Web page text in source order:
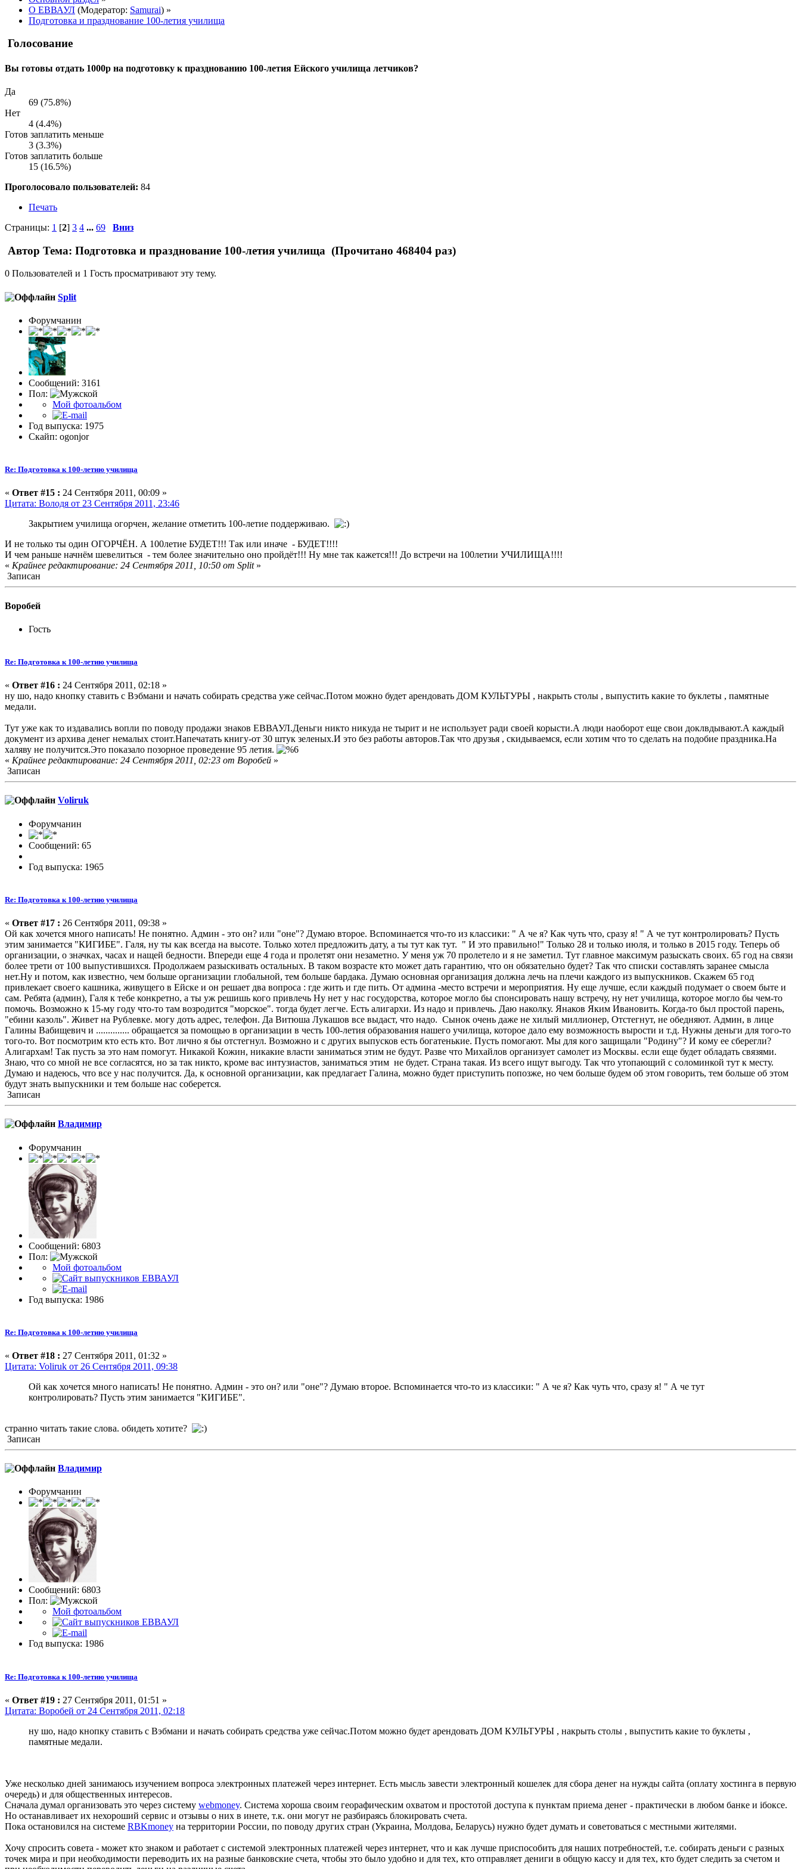
О ЕВВАУЛ (Модератор: Samurai) »
Подготовка и празднование 100-летия училища
Голосование
Вы готовы отдать 1000р на подготовку к празднованию 100-летия Ейского училища летчиков?
Да
69 (75.8%)
Нет
4 (4.4%)
Готов заплатить меньше
3 (3.3%)
Готов заплатить больше
15 (16.5%)
Проголосовало пользователей: 84
Печать
Страницы: 1 [2] 3 4 ... 69 Вниз
Автор Тема: Подготовка и празднование 100-летия училища (Прочитано 468404 раз)
0 Пользователей и 1 Гость просматривают эту тему.
Split
Форумчанин
Сообщений: 3161
Пол:
Мой фотоальбом
Год выпуска: 1975
Скайп: ogonjor
Re: Подготовка к 100-летию училища
« Ответ #15 : 24 Сентября 2011, 00:09 »
Цитата: Володя от 23 Сентября 2011, 23:46
Закрытием училища огорчен, желание отметить 100-летие поддерживаю.
И не только ты один ОГОРЧЁН. А 100летие БУДЕТ!!! Так или иначе - БУДЕТ!!!!
И чем раньше начнём шевелиться - тем более значительно оно пройдёт!!! Ну мне так кажется!!! До встречи на 100летии УЧИЛИЩА!!!!
« Крайнее редактирование: 24 Сентября 2011, 10:50 от Split»
Записан
Воробей
Гость
Re: Подготовка к 100-летию училища
« Ответ #16 : 24 Сентября 2011, 02:18 »
ну шо, надо кнопку ставить с Вэбмани и начать собирать средства уже сейчас.Потом можно будет арендовать ДОМ КУЛЬТУРЫ , накрыть столы , выпустить какие то буклеты , памятные
медали.
Тут уже как то издавались вопли по поводу продажи знаков ЕВВАУЛ.Деньги никто никуда не тырит и не использует ради своей корысти.А люди наоборот еще свои доклвдывают.А каждый
документ из архива денег немалых стоит.Напечатать книгу-от 30 штук зеленых.И это без работы авторов.Так что друзья , скидываемся, если хотим что то сделать на подобие праздника.На
халяву не получится.Это показало позорное проведение 95 летия.
« Крайнее редактирование: 24 Сентября 2011, 02:23 от Воробей »
Записан
Voliruk
Форумчанин
Сообщений: 65
Год выпуска: 1965
Re: Подготовка к 100-летию училища
« Ответ #17 : 26 Сентября 2011, 09:38 »
Ой как хочется много написать! Не понятно. Админ - это он? или "оне"? Думаю второе. Вспоминается что-то из классики: " А че я? Как чуть что, сразу я! " А че тут контролировать? Пусть
этим занимается "КИГИБЕ". Галя, ну ты как всегда на высоте. Только хотел предложить дату, а ты тут как тут. " И это правильно!" Только 28 и только июля, и только в 2015 году. Теперь об
организации, о значках, часах и нащей бедности. Впереди еще 4 года и пролетят они незаметно. У меня уж 70 пролетело и я не заметил. Тут главное максимум разыскать своих. 65 год на связи
более трети от 100 выпустившихся. Продолжаем разыскивать остальных. В таком возрасте кто может дать гарантию, что он обязательно будет? Так что списки составлять заранее смысла
нет.Ну и потом, как известно, чем больше организации глобальной, тем больше бардака. Думаю основная организация должна лечь на плечи каждого из выпускников. Скажем 65 год
привлекает своего кашника, живущего в Ейске и он решает два вопроса : где жить и где пить. От админа -место встречи и мероприятия. Ну еще лучше, если каждый подумает о своем быте и
сам. Ребята (админ), Галя к тебе конкретно, а ты уж решишь кого привлечь Ну нет у нас госудорства, которое могло бы спонсировать нашу встречу, ну нет училища, которое могло бы чем-то
помочь. Возможно к 15-му году что-то там возродится "морское". тогда будет легче. Есть алигархи. Из надо и привлечь. Даю наколку. Янаков Яким Ивановить. Когда-то был простой парень,
"ебини казоль". Живет на Рублевке. могу доть адрес, телефон. Да Витюша Лукашов все выдаст, что надо. Сынок очень даже не хилый миллионер, Отстегнут, не обедняют. Админ, в лице
Галины Вабищевич и .............. обращается за помощью в организации в честь 100-летия образования нашего училища, которое дало ему возможность вырости и т.д. Нужны деньги для того-то
того-то. Вот посмотрим кто есть кто. Вот лично я бы отстегнул. Возможно и с других выпусков есть богатенькие. Пусть помогают. Мы для кого защищали "Родину"? И кому ее сберегли?
Алигархам! Так пусть за это нам помогут. Никакой Кожин, никакие власти заниматься этим не будут. Разве что Михайлов организует самолет из Москвы. если еще будет обладать связями.
Знаю, что со мной не все согласятся, но за так никто, кроме вас интузиастов, заниматься этим не будет. Страна такая. Из всего ищут выгоду. Так что утопающий с соломинкой тут к месту.
Думаю и надеюсь, что все у нас получится. Да, к основной организации, как предлагает Галина, можно будет приступить попозже, но чем больше будем об этом говорить, тем больше об этом
будут знать выпускники и тем больше нас соберется.
Записан
Влaдимир
Форумчанин
Сообщений: 6803
Пол:
Мой фотоальбом
Год выпуска: 1986
Re: Подготовка к 100-летию училища
« Ответ #18 : 27 Сентября 2011, 01:32 »
Цитата: Voliruk от 26 Сентября 2011, 09:38
Ой как хочется много написать! Не понятно. Админ - это он? или "оне"? Думаю второе. Вспоминается что-то из классики: " А че я? Как чуть что, сразу я! " А че тут
контролировать? Пусть этим занимается "КИГИБЕ".
странно читать такие слова. обидеть хотите?
Записан
Влaдимир
Форумчанин
Сообщений: 6803
Пол:
Мой фотоальбом
Год выпуска: 1986
Re: Подготовка к 100-летию училища
« Ответ #19 : 27 Сентября 2011, 01:51 »
Цитата: Воробей от 24 Сентября 2011, 02:18
ну шо, надо кнопку ставить с Вэбмани и начать собирать средства уже сейчас.Потом можно будет арендовать ДОМ КУЛЬТУРЫ , накрыть столы , выпустить какие то буклеты ,
памятные медали.
Уже несколько дней занимаюсь изучением вопроса электронных платежей через интернет. Есть мысль завести электронный кошелек для сбора денег на нужды сайта (оплату хостинга в первую
очередь) и для общественных интересов.
Сначала думал организовать это через систему webmoney. Система хороша своим георафическим охватом и простотой доступа к пунктам приема денег - практически в любом банке и iбоксе.
Но останавливает их нехороший сервис и отзывы о них в инете, т.к. они могут не разбираясь блокировать счета.
Пока остановился на системе RBKmoney на территории России, по поводу других стран (Украина, Молдова, Беларусь) нужно будет думать и советоваться с местными жителями.
Хочу спросить совета - может кто знаком и работает с системой электронных платежей через интернет, что и как лучше приспособить для наших потребностей, т.е. собирать деньги с разных
точек мира и при необходимости переводить их на разные банковские счета, чтобы это было удобно и для тех, кто отправляет дениги в общую кассу и для тех, кто будет следить за счетом и